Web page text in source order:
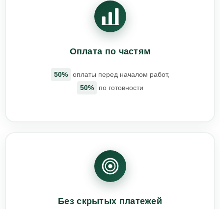
Оплата по частям
50%
оплаты перед началом работ,
50%
по готовности
Без скрытых платежей